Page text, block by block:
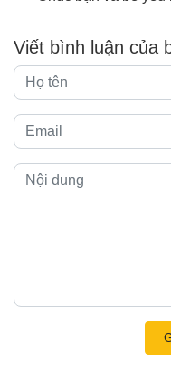
Viết bình luận của